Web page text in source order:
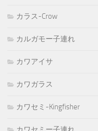
カラス-Crow
カルガモー子連れ
カワアイサ
カワガラス
カワセミ-Kingfisher